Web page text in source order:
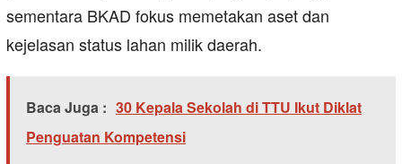
sementara BKAD fokus memetakan aset dan
kejelasan status lahan milik daerah.
Baca Juga : 30 Kepala Sekolah di TTU Ikut Diklat
Penguatan Kompetensi